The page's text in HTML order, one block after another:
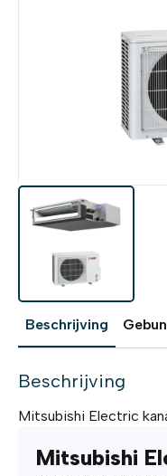
Beschrijving
Beschrijving
Mitsubishi Electric
Mitsubishi